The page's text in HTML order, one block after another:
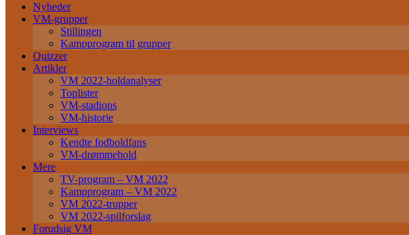
Nyheder
VM-grupper
Stillingen
Kampprogram til grupper
Quizzer
Artikler
VM 2022-holdanalyser
Toplister
VM-stadions
VM-historie
Interviews
Kendte fodboldfans
VM-drømmehold
Mere
TV-program – VM 2022
Kampprogram – VM 2022
VM 2022-trupper
VM 2022-spilforslag
Forudsig VM